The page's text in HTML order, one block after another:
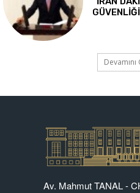
Av. Mahmut TANAL -